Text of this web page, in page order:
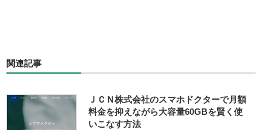
関連記事
ＪＣＮ株式会社のスマホドクターで月額
料金を抑えながら大容量60GBを賢く使
いこなす方法